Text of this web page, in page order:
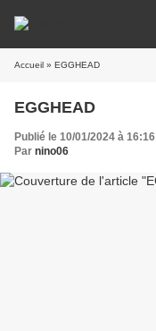
Accueil » EGGHEAD
EGGHEAD
Publié le 10/01/2024 à 16:16
Par nino06